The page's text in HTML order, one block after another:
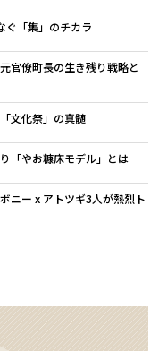
ぐ「集」のチカラ
官僚町長の生き残り戦略と
文化祭」の真髄
「やお糠床モデル」とは
ニー x アトツギ3人が熱烈ト